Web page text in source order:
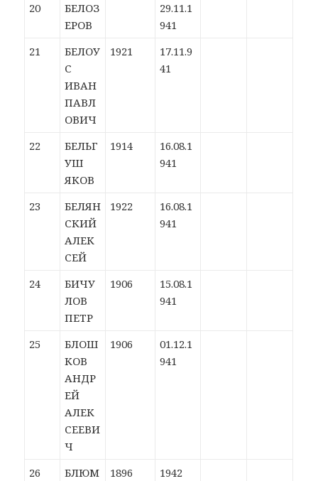
20
БЕЛОЗ
ЕРОВ
29.11.1
941
21
БЕЛОУ
С
ИВАН
ПАВЛ
ОВИЧ
1921
17.11.9
41
22
БЕЛЬГ
УШ
ЯКОВ
1914
16.08.1
941
23
БЕЛЯН
СКИЙ
АЛЕК
СЕЙ
1922
16.08.1
941
24
БИЧУ
ЛОВ
ПЕТР
1906
15.08.1
941
25
БЛОШ
КОВ
АНДР
ЕЙ
АЛЕК
СЕЕВИ
Ч
1906
01.12.1
941
26
БЛЮМ
1896 1942